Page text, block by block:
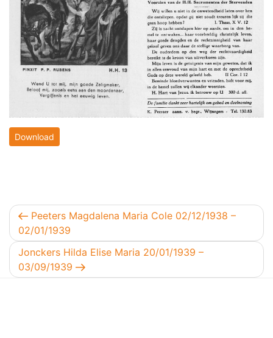
Download
Berichtnavigatie
Vorig bericht
Peeters Magdalena Maria Cole 02/12/1938 –
02/01/1939
Volgend bericht
Jonckers Hilda Elise Maria 20/01/1939 –
03/09/1939